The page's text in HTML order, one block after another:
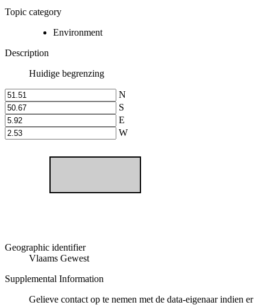
Topic category
Environment
Description
Huidige begrenzing
N
S
E
W
Geographic identifier
Vlaams Gewest
Supplemental Information
Gelieve contact op te nemen met de data-eigenaar indien er